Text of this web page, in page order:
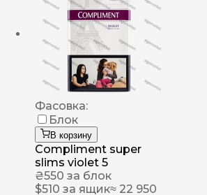
Фасовка:
Блок
В корзину
Compliment super
slims violet 5
₴550 за блок
$510 за ящик≈ 22 950